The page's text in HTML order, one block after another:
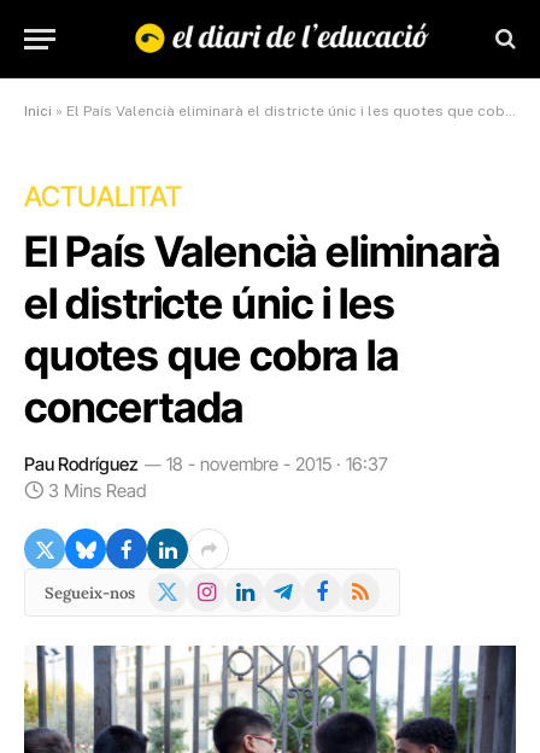
Inici » El País Valencià eliminarà el districte únic i les quotes que cobra la concertada
ACTUALITAT
El País Valencià eliminarà
el districte únic i les
quotes que cobra la
concertada
Pau Rodríguez
18 - novembre - 2015 · 16:37
3 Mins Read
Segueix-nos
X
Instagram
LinkedInTelegramFacebook
RSS